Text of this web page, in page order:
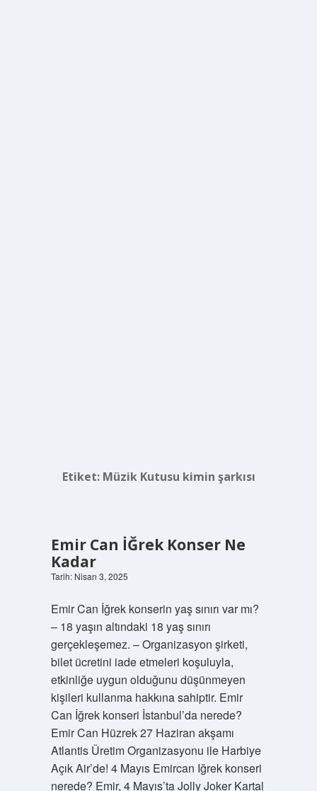
Etiket: Müzik Kutusu kimin şarkısı
Emir Can İĞrek Konser Ne
Kadar
Tarih: Nisan 3, 2025
Emir Can İğrek konserin yaş sınırı var mı?
– 18 yaşın altındaki 18 yaş sınırı
gerçekleşemez. – Organizasyon şirketi,
bilet ücretini iade etmeleri koşuluyla,
etkinliğe uygun olduğunu düşünmeyen
kişileri kullanma hakkına sahiptir. Emir
Can İğrek konseri İstanbul’da nerede?
Emir Can Hüzrek 27 Haziran akşamı
Atlantis Üretim Organizasyonu ile Harbiye
Açık Air’de! 4 Mayıs Emircan Iğrek konseri
nerede? Emir, 4 Mayıs’ta Jolly Joker Kartal